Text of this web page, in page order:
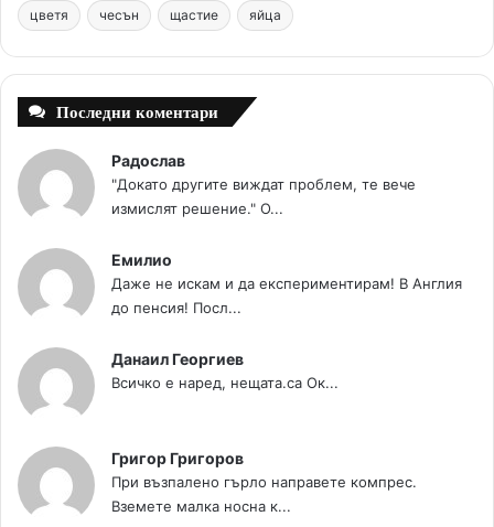
k
s
t
m
цветя чесън щастие яйца
Последни коментари
Радослав
"Докато другите виждат проблем, те вече
измислят решение." О...
Емилио
Даже не искам и да експериментирам! В Англия
до пенсия! Посл...
Данаил Георгиев
Всичко е наред, нещата.са Ок...
Григор Григоров
При възпалено гърло направете компрес.
Вземете малка носна к...